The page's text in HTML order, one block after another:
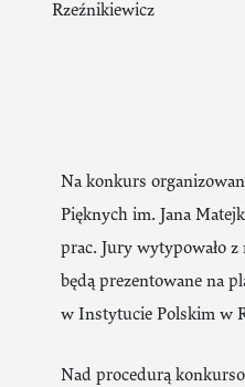
Rzeźnikiewicz
Na konkurs
Pięknych im. Jana
prac. Jury wytypowało
będą prezentowane na
w Instytucie Polskim w
Nad procedurą